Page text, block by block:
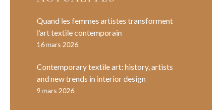
Quand les femmes artistes transforment
l’art textile contemporain
16 mars 2026
Contemporary textile art: history, artists
and new trends in interior design
9 mars 2026